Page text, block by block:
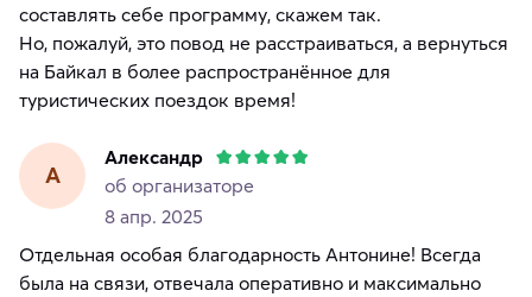
составлять себе программу, скажем так.
Но, пожалуй, это повод не расстраиваться, а вернуться
на Байкал в более распространённое для
туристических поездок время!
А
Александр
об организаторе
8 апр. 2025
Отдельная особая благодарность Антонине! Всегда
была на связи, отвечала оперативно и максимально